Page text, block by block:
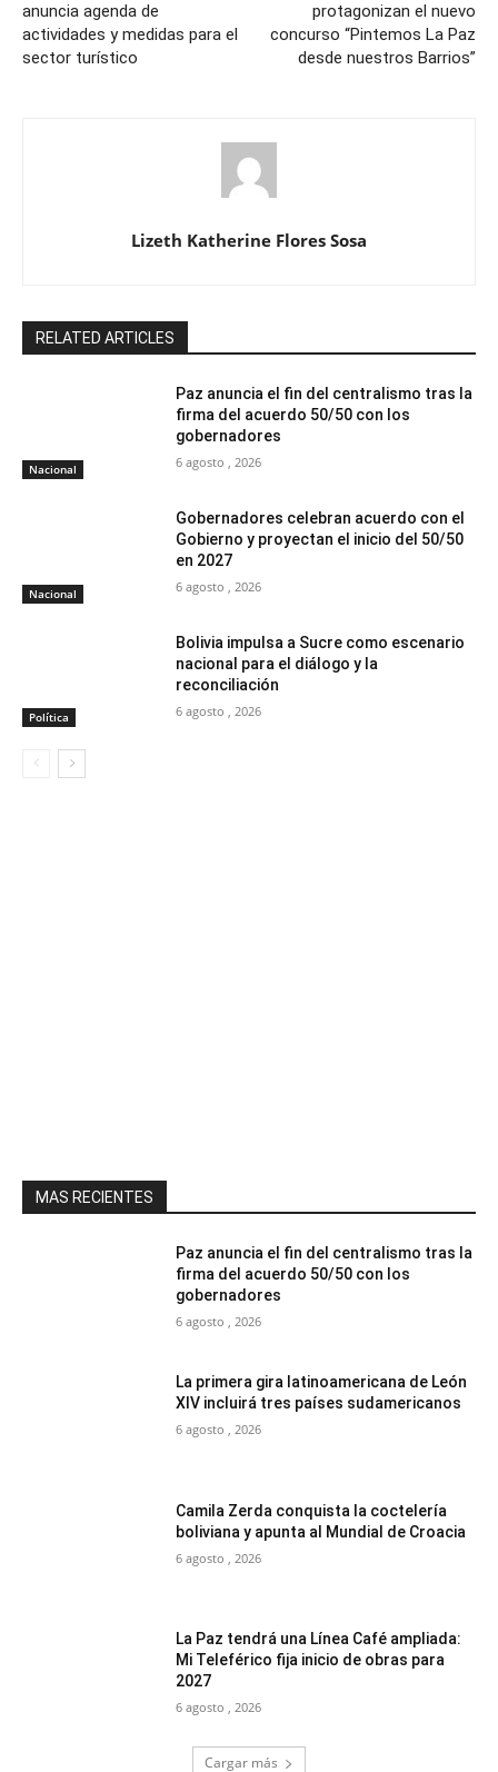
anuncia agenda de
actividades y medidas para el
sector turístico
protagonizan el nuevo
concurso “Pintemos La Paz
desde nuestros Barrios”
Lizeth Katherine Flores Sosa
RELATED ARTICLES
Nacional
Paz anuncia el fin del centralismo tras la
firma del acuerdo 50/50 con los
gobernadores
6 agosto , 2026
Nacional
Gobernadores celebran acuerdo con el
Gobierno y proyectan el inicio del 50/50
en 2027
6 agosto , 2026
Política
Bolivia impulsa a Sucre como escenario
nacional para el diálogo y la
reconciliación
6 agosto , 2026
MAS RECIENTES
Paz anuncia el fin del centralismo tras la
firma del acuerdo 50/50 con los
gobernadores
6 agosto , 2026
La primera gira latinoamericana de León
XIV incluirá tres países sudamericanos
6 agosto , 2026
Camila Zerda conquista la coctelería
boliviana y apunta al Mundial de Croacia
6 agosto , 2026
La Paz tendrá una Línea Café ampliada:
Mi Teleférico fija inicio de obras para
2027
6 agosto , 2026
Cargar más